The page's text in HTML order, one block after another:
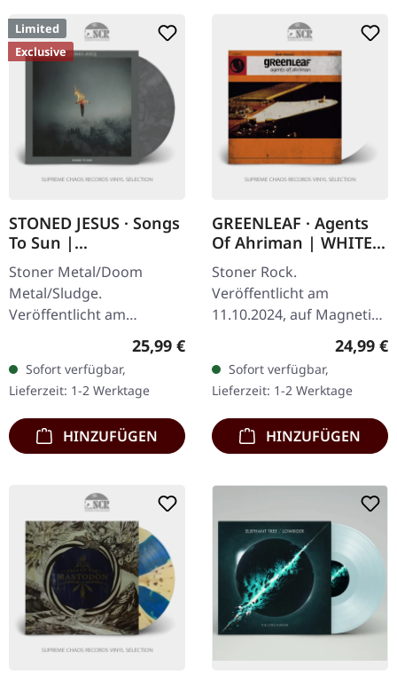
Limited
Exclusive
STONED JESUS · Songs
To Sun |
BLACK/WHITE LP
Stoner Metal/Doom
Metal/Sludge.
Veröffentlicht am
19.09.2025, auf Season Of
Mist. Schwarz/weiß
marmoriertes Vinyl mit
bedrucktem Innersleeve,
…
Regulärer Preis:
25,99 €
Sofort verfügbar,
Lieferzeit: 1-2 Werktage
HINZUFÜGEN
GREENLEAF · Agents
Of Ahriman | WHITE
LP
Stoner Rock.
Veröffentlicht am
11.10.2024, auf Magnetic
Eye Records. Weißes Vinyl.
Was passiert, wenn
Desert-Rock-Royalty
beschließt, ernst zu…
24,99 €
Sofort verfügbar,
Lieferzeit: 1-2 Werktage
HINZUFÜGEN